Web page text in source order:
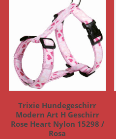
Trixie Hundegeschirr
Modern Art H Geschirr
Rose Heart Nylon 15298 /
Rosa